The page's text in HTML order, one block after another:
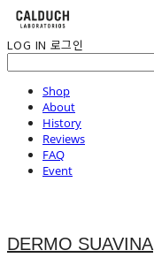
LOG IN 로그인
Shop
About
History
Reviews
FAQ
Event
DERMO SUAVINA